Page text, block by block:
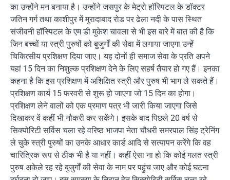
का उन्होंने मन बनाया है। उन्होंने जसपुर के मेट्रो हॉस्पिटल के डॉक्टर
जतिन गर्ग तथा काशीपुर में मुरादाबाद रोड पर ढेला नदी के पास स्थित
संजीवनी हॉस्पिटल के एम डी मुकेश चावला से भी इस बारे में बात की है कि
जिन बच्चों या स्त्री पुरुषों को बुजुर्गों की सेवा में लगाया जाएगा उन्हें
चिकित्सीय प्रशिक्षण दिया जाए। यह दोनों ही समाज सेवा के प्रति अपने
यहां 15 दिन का निशुल्क प्रशिक्षण देने के लिए सहर्ष तैयार हो गए हैं। इनका
कहना है कि इस प्रशिक्षण में अशिक्षित स्त्री और पुरुष भी भाग ले सकते हैं।
प्रशिक्षण कार्य 15 फरवरी से शुरू हो जाएगा जो 15 दिन का होगा।
प्रशिक्षण लेने वालों को एक प्रमाण पत्र भी जारी किया जाएगा जिसे
दिखाकर वें कहीं भी नौकरी कर सकेंगे। इसके बाद पिछले 20 वर्ष से
सिक्योरिटी सर्विस चला रहे वरिष्ठ भाजपा नेता चौधरी समरपाल सिंह ट्रेनिंग
ले चुके स्त्री पुरुषों का उनके आधार कार्ड आदि से सत्यापन करेंगे कि वह
चारित्रिक रूप से ठीक भी है या नहीं। कहीं ऐसा ना हो कि कोई गलत स्त्री
पुरुष अकेले रह रहे बुजुर्गों की सेवा के नाम पर पहुंच जाए और कोई घटना